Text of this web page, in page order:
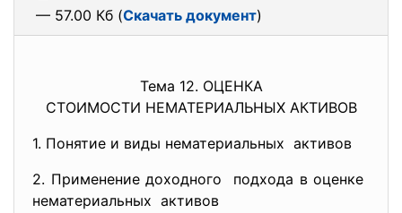
— 57.00 Кб (Скачать документ)
Тема 12. ОЦЕНКА
СТОИМОСТИ НЕМАТЕРИАЛЬНЫХ АКТИВОВ
1. Понятие и виды нематериальных активов
2. Применение доходного подхода в оценке
нематериальных активов